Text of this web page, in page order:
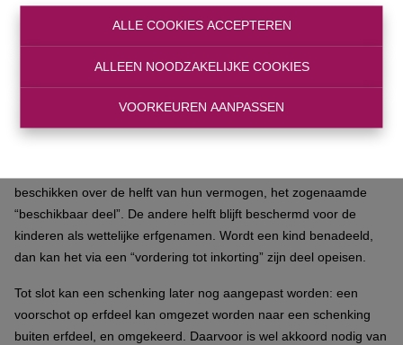
ALLE COOKIES ACCEPTEREN
ALLEEN NOODZAKELIJKE COOKIES
VOORKEUREN AANPASSEN
Bij een overlijden houdt de notaris rekening met eerdere
schenkingen om de verdeling tussen de kinderen eerlijk te
houden. Alleen wanneer expliciet vermeld wordt dat de schenking
“buiten erfdeel” gebeurt, geldt ze als een extra voordeel en hoeft
ze niet verrekend te worden.
beschikken over de helft van hun vermogen, het zogenaamde
“beschikbaar deel”. De andere helft blijft beschermd voor de
kinderen als wettelijke erfgenamen. Wordt een kind benadeeld,
dan kan het via een “vordering tot inkorting” zijn deel opeisen.
Tot slot kan een schenking later nog aangepast worden: een
voorschot op erfdeel kan omgezet worden naar een schenking
buiten erfdeel, en omgekeerd. Daarvoor is wel akkoord nodig van